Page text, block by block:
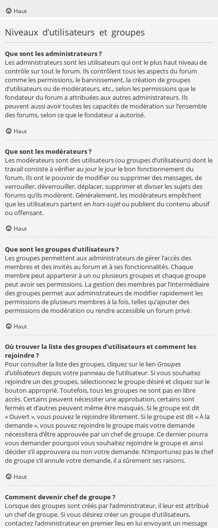
Haut
Niveaux d’utilisateurs et groupes
Que sont les administrateurs ?
Les administrateurs sont les utilisateurs qui ont le plus haut niveau de
contrôle sur tout le forum. Ils contrôlent tous les aspects du forum
comme les permissions, le bannissement, la création de groupes
d’utilisateurs ou de modérateurs, etc., selon les permissions que le
fondateur du forum a attribuées aux autres administrateurs. Ils
peuvent aussi avoir toutes les capacités de modération sur l’ensemble
des forums, selon ce que le fondateur a autorisé.
Haut
Que sont les modérateurs ?
Les modérateurs sont des utilisateurs (ou groupes d’utilisateurs) dont le
travail consiste à vérifier au jour le jour le bon fonctionnement du
forum. Ils ont le pouvoir de modifier ou supprimer des messages, de
verrouiller, déverrouiller, déplacer, supprimer et diviser les sujets des
forums qu’ils modèrent. Généralement, les modérateurs empêchent
que les utilisateurs partent en hors-sujetou publient du contenu abusif
ou offensant.
Haut
Que sont les groupes d’utilisateurs ?
Les groupes permettent aux administrateurs de gérer l’accès des
membres et des invités au forum et à ses fonctionnalités. Chaque
membre peut appartenir à un ou plusieurs groupes et chaque groupe
peut avoir ses permissions. La gestion des membres par l’intermédiaire
des groupes permet aux administrateurs de modifier rapidement les
permissions de plusieurs membres à la fois, telles qu’ajouter des
permissions de modération ou rendre accessible un forum privé.
Haut
Où trouver la liste des groupes d’utilisateurs et comment les
rejoindre ?
Pour consulter la liste des groupes, cliquez sur le lien Groupes
d’utilisateursdepuis votre panneau de l’utilisateur. Si vous souhaitez
rejoindre un des groupes, sélectionnez le groupe désiré et cliquez sur le
bouton approprié. Toutefois, tous les groupes ne sont pas en libre
accès. Certains peuvent nécessiter une approbation, certains sont
fermés et d’autres peuvent même être masqués. Si le groupe est dit
« Ouvert », vous pouvez le rejoindre librement. Si le groupe est dit « À la
demande », vous pouvez rejoindre le groupe mais votre demande
nécessitera d’être approuvée par un chef de groupe. Ce dernier pourra
vous demander pourquoi vous souhaitez rejoindre le groupe et ainsi
décider s’il approuvera ou non votre demande. N’importunez pas le chef
de groupe s’il annule votre demande, il a sûrement ses raisons.
Haut
Comment devenir chef de groupe ?
Lorsque des groupes sont créés par l’administrateur, il leur est attribué
un chef de groupe. Si vous désirez créer un groupe d’utilisateurs,
contactez l’administrateur en premier lieu en lui envoyant un message